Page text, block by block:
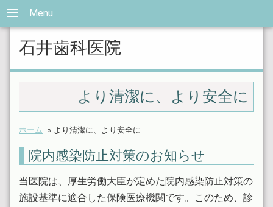
Menu
石井歯科医院
より清潔に、より安全に
ホーム » より清潔に、より安全に
院内感染防止対策のお知らせ
当医院は、厚生労働大臣が定めた院内感染防止対策の
施設基準に適合した保険医療機関です。このため、診